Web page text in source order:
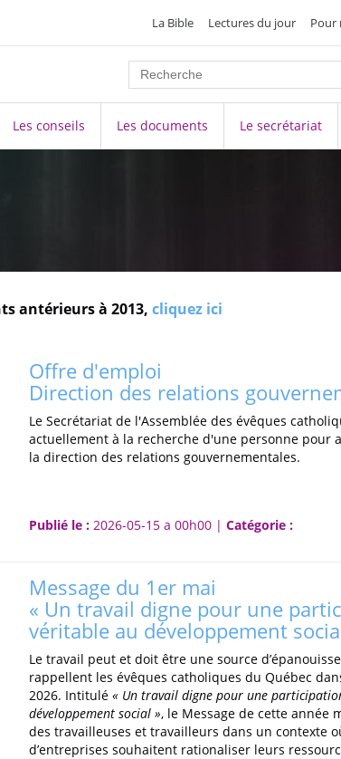
La Bible Lectures du jour Pour
Les conseils Les documents Le secrétariat
antérieurs à 2013, cliquez ici
Offre d'emploi
Direction des relations
Le Secrétariat de l'Assemblée des évêques
actuellement à la recherche d'une personne pour
la direction des relations gouvernementales.
Publié le :2026-05-15 a 00h00 | Catégorie :
Message du 1er mai
« Un travail digne pour une
véritable au développement
Le travail peut et doit être une source
rappellent les évêques catholiques du Québec
2026. Intitulé « Un travail digne pour une
développement social », le Message de cette année
des travailleuses et travailleurs dans un contexte
d’entreprises souhaitent rationaliser leurs